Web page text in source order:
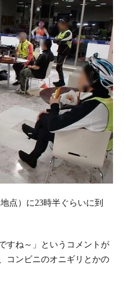
点）に23時半ぐらいに到
すね～」というコメントが
コンビニのオニギリとかの